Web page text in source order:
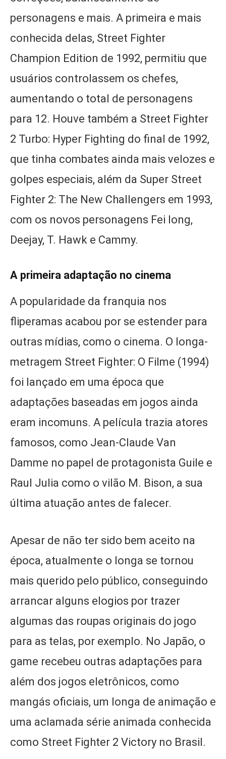
personagens e mais. A primeira e mais
conhecida delas, Street Fighter
Champion Edition de 1992, permitiu que
usuários controlassem os chefes,
aumentando o total de personagens
para 12. Houve também a Street Fighter
2 Turbo: Hyper Fighting do final de 1992,
que tinha combates ainda mais velozes e
golpes especiais, além da Super Street
Fighter 2: The New Challengers em 1993,
com os novos personagens Fei long,
Deejay, T. Hawk e Cammy.
A primeira adaptação no cinema
A popularidade da franquia nos
fliperamas acabou por se estender para
outras mídias, como o cinema. O longa-
metragem Street Fighter: O Filme (1994)
foi lançado em uma época que
adaptações baseadas em jogos ainda
eram incomuns. A película trazia atores
famosos, como Jean-Claude Van
Damme no papel de protagonista Guile e
Raul Julia como o vilão M. Bison, a sua
última atuação antes de falecer.
Apesar de não ter sido bem aceito na
época, atualmente o longa se tornou
mais querido pelo público, conseguindo
arrancar alguns elogios por trazer
algumas das roupas originais do jogo
para as telas, por exemplo. No Japão, o
game recebeu outras adaptações para
além dos jogos eletrônicos, como
mangás oficiais, um longa de animação e
uma aclamada série animada conhecida
como Street Fighter 2 Victory no Brasil.